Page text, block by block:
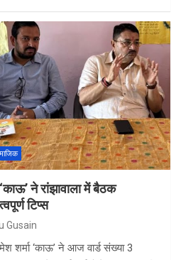
ar
e
ने रांझावाला में बैठक
टिप्स
Gusain
शर्मा ‘काऊ’ ने आज वार्ड संख्या 3